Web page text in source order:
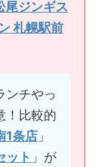
尾ジンギス
札幌駅前
ンチやっ
！比較的
1条店 」
ット 」が